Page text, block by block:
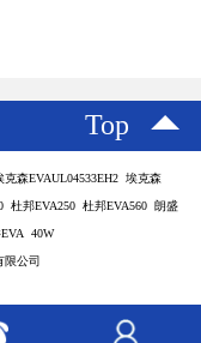
Top
森EVAUL04533EH2 埃克森
杜邦EVA250 杜邦EVA560 朗盛
40W
限公司